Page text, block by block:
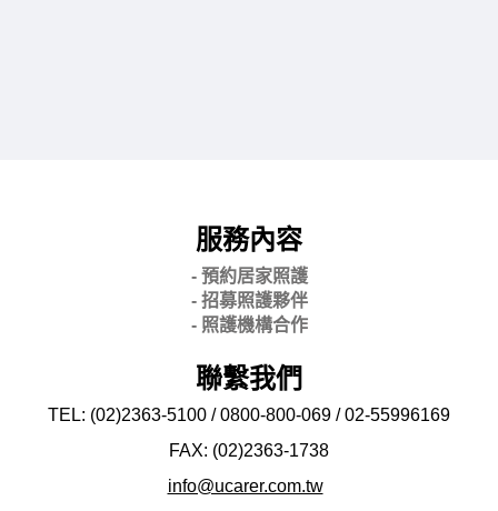
服務內容
- 預約居家照護
- 招募照護夥伴
- 照護機構合作
聯繫我們
TEL: (02)2363-5100 / 0800-800-069 / 02-55996169
FAX: (02)2363-1738
info@ucarer.com.tw